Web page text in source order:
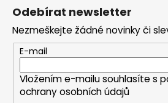
Odebírat newsletter
Nezmeškejte žádné novinky či
E-mail
Vložením e-mailu souhlasíte s
ochrany osobních údajů